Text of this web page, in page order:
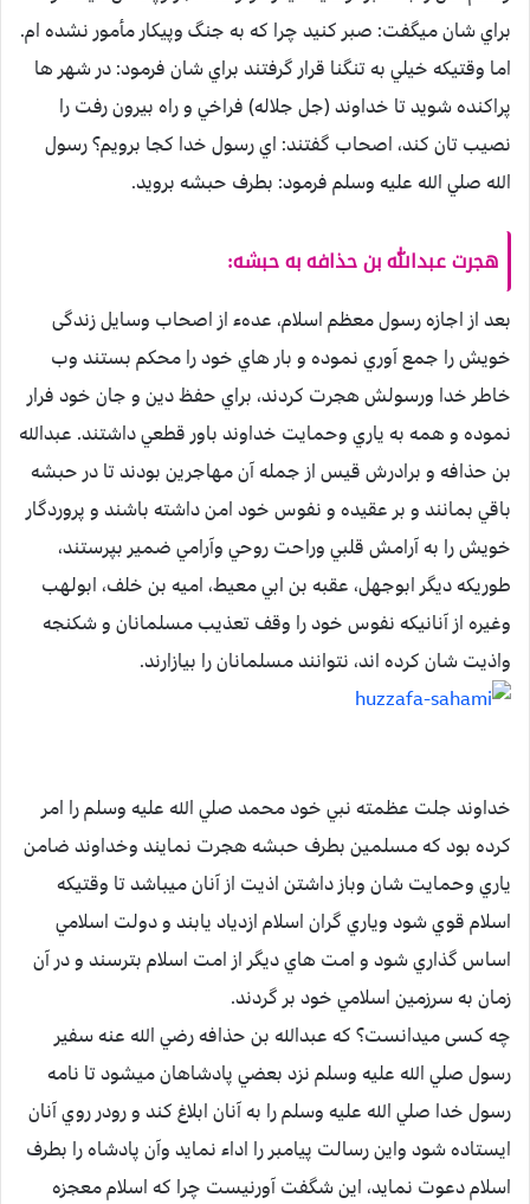
براي شان ميگفت: صبر كنيد چرا كه به جنگ وپيكار مأمور نشده ام.
اما وقتيكه خيلي به تنگنا قرار گرفتند براي شان فرمود: در شهر ها
پراكنده شويد تا خداوند (جل جلاله) فراخي و راه بيرون رفت را
نصيب تان كند، اصحاب گفتند: اي رسول خدا كجا برويم؟ رسول
الله صلي الله عليه وسلم فرمود: بطرف حبشه برويد.
هجرت عبدالله بن حذافه به حبشه:
بعد از اجازه رسول معظم اسلام، عدهء از اصحاب وسایل زندگی
خويش را جمع آوري نموده و بار هاي خود را محكم بستند وب
خاطر خدا ورسولش هجرت كردند، براي حفظ دين و جان خود فرار
نموده و همه به ياري وحمايت خداوند باور قطعي داشتند. عبدالله
بن حذافه و برادرش قيس از جمله آن مهاجرين بودند تا در حبشه
باقي بمانند و بر عقيده و نفوس خود امن داشته باشند و پروردگار
خويش را به آرامش قلبي وراحت روحي وآرامي ضمير بپرستند،
طوريكه ديگر ابوجهل، عقبه بن ابي معيط، اميه بن خلف، ابولهب
وغيره از آنانيكه نفوس خود را وقف تعذيب مسلمانان و شكنجه
واذيت شان كرده اند، نتوانند مسلمانان را بيازارند.
خداوند جلت عظمته نبي خود محمد صلي الله عليه وسلم را امر
كرده بود كه مسلمين بطرف حبشه هجرت نمايند وخداوند ضامن
ياري وحمايت شان وباز داشتن اذيت از آنان ميباشد تا وقتيكه
اسلام قوي شود وياري گران اسلام ازدياد يابند و دولت اسلامي
اساس گذاري شود و امت هاي ديگر از امت اسلام بترسند و در آن
زمان به سرزمين اسلامي خود بر گردند.
چه كسی ميدانست؟ كه عبدالله بن حذافه رضي الله عنه سفير
رسول صلي الله عليه وسلم نزد بعضي پادشاهان ميشود تا نامه
رسول خدا صلي الله عليه وسلم را به آنان ابلاغ كند و رودر روي آنان
ايستاده شود واين رسالت پيامبر را اداء نمايد وآن پادشاه را بطرف
اسلام دعوت نمايد، اين شگفت آورنيست چرا كه اسلام معجزه